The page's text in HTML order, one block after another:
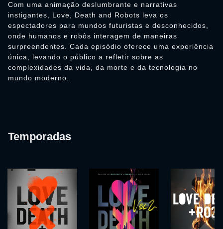
Com uma animação deslumbrante e narrativas
instigantes, Love, Death and Robots leva os
espectadores para mundos futuristas e desconhecidos,
onde humanos e robôs interagem de maneiras
surpreendentes. Cada episódio oferece uma experiência
única, levando o público a refletir sobre as
complexidades da vida, da morte e da tecnologia no
mundo moderno.
Temporadas